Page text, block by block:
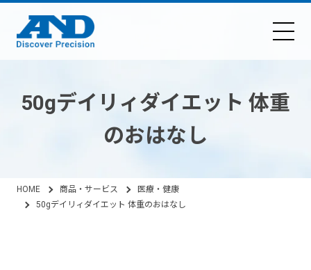
50gデイリィダイエット 体重
のおはなし
HOME 商品・サービス
医療・健康
50gデイリィダイエット 体重のおはなし